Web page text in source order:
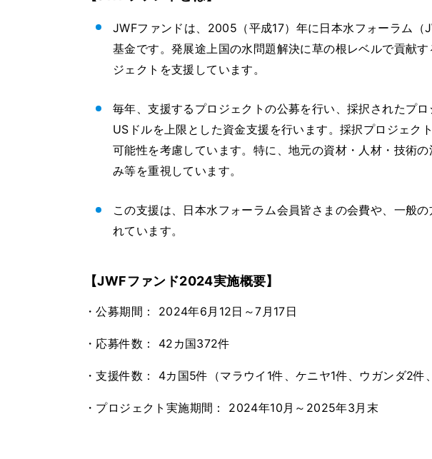
JWFファンドは、2005（平成17）年に日本水フォーラム（
基金です。発展途上国の水問題解決に草の根レベルで貢献
ジェクトを支援しています。
毎年、支援するプロジェクトの公募を行い、採択されたプ
USドルを上限とした資金支援を行います。採択プロジェク
可能性を考慮しています。特に、地元の資材・人材・技術
み等を重視しています。
この支援は、日本水フォーラム会員皆さまの会費や、一般
れています。
【JWFファンド2024実施概要】
・公募期間： 2024年6月12日～7月17日
・応募件数： 42カ国372件
・支援件数： 4カ国5件（マラウイ1件、ケニヤ1件、ウガンダ2件
・プロジェクト実施期間： 2024年10月～2025年3月末